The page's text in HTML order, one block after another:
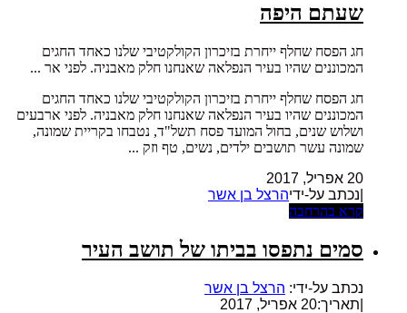
שעתם היפה
חג הפסח שחלף ייחרת בזיכרון הקולקטיבי שלנו כאחד החגים
המכוננים שהיו בעיר הנפלאה שאנחנו חלק מאבניה. לפני אר ...
חג הפסח שחלף ייחרת בזיכרון הקולקטיבי שלנו כאחד החגים
המכוננים שהיו בעיר הנפלאה שאנחנו חלק מאבניה. לפני ארבעים
ושלוש שנים, בחול המועד פסח תשל"ד, נטבחו בקריית שמונה,
שמונה עשר תושבים ילדים, נשים, טף וזק ...
20 אפריל, 2017
|נכתב על-ידיהרצל בן אשר
קרא בהרחבה
סמים נתפסו בביתו של תושב העיר
נכתב על-ידי: הרצל בן אשר
תאריך:20 אפריל, 2017